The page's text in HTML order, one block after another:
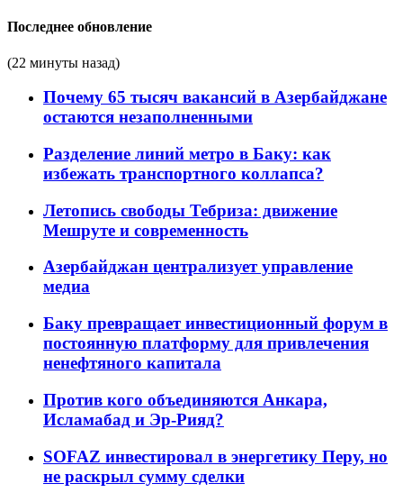
Последнее обновление
(22 минуты назад)
Почему 65 тысяч вакансий в Азербайджане
остаются незаполненными
Разделение линий метро в Баку: как
избежать транспортного коллапса?
Летопись свободы Тебриза: движение
Мешруте и современность
Азербайджан централизует управление
медиа
Баку превращает инвестиционный форум в
постоянную платформу для привлечения
ненефтяного капитала
Против кого объединяются Анкара,
Исламабад и Эр-Рияд?
SOFAZ инвестировал в энергетику Перу, но
не раскрыл сумму сделки